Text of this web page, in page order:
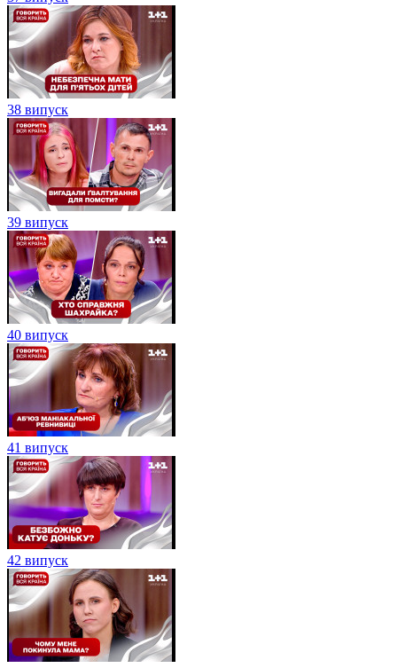
38 випуск
39 випуск
40 випуск
41 випуск
42 випуск